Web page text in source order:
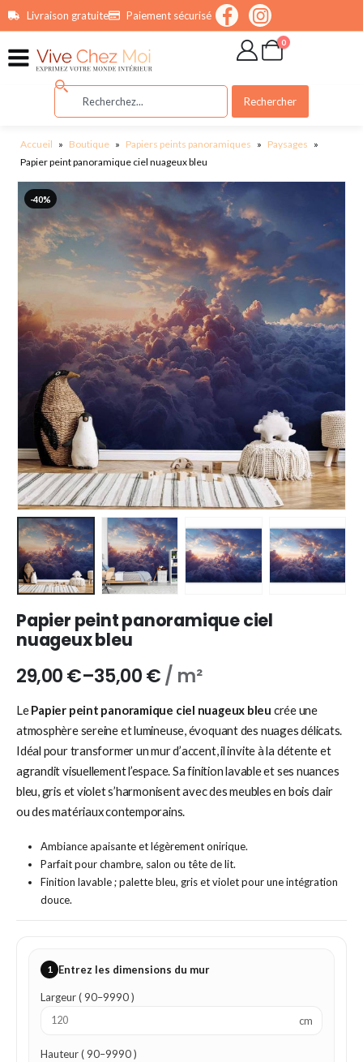
principalLivraison gratuite Paiement sécurisé
0
Rechercher
Accueil » Boutique » Papiers peints panoramiques » Paysages »
Papier peint panoramique ciel nuageux bleu
-40%
Papier peint panoramique ciel
nuageux bleu
29,00€–35,00€/ m²
LePapier peint panoramique ciel nuageux bleu crée une
atmosphère sereine et lumineuse, évoquant des nuages délicats.
Idéal pour transformer un mur d’accent, il invite à la détente et
agrandit visuellement l’espace. Sa finition lavable et ses nuances
bleu, gris et violet s’harmonisent avec des meubles en bois clair
ou des matériaux contemporains.
Ambiance apaisante et légèrement onirique.
Parfait pour chambre, salon ou tête de lit.
Finition lavable ; palette bleu, gris et violet pour une intégration
douce.
1 Entrez les dimensions du mur
Largeur ( 90–9990 )
cm
Hauteur ( 90–9990 )